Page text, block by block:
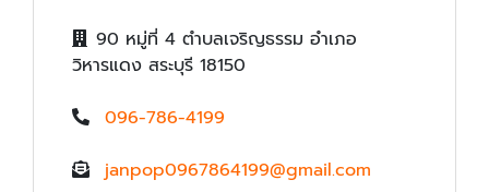
90 หมู่ที่ 4 ตำบลเจริญธรรม อำเภอ
วิหารแดง สระบุรี 18150
096-786-4199
janpop0967864199@gmail.com